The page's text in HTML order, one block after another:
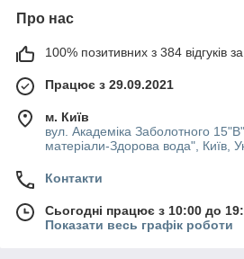
Про нас
100% позитивних з 384 відгуків за
Працює з 29.09.2021
м. Київ
вул. Академіка Заболотного
матеріали-Здорова вода", Київ,
Контакти
Сьогодні працює з 10:00 до
Показати весь графік роботи